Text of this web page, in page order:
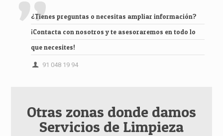
¿Tienes preguntas o necesitas ampliar información?
¡Contacta con nosotros y te asesoraremos en todo lo
que necesites!
91 048 19 94
Otras zonas donde damos
Servicios de Limpieza